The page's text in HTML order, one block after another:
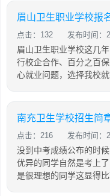
眉山卫生职业学校报
点击：132 发布时间：
眉山卫生职业学校这几
行校企合作、百分之百
心就业问题，选择我校
南充卫生学校招生简
点击：216 发布时间：
没到中考成绩公布的时
优异的同学自然是考上
是很理想的同学这显得